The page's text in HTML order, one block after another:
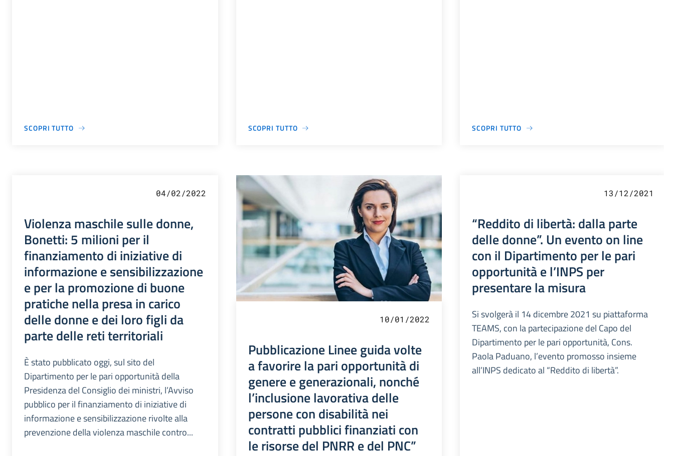
SCOPRI TUTTO SCOPRI TUTTO SCOPRI TUTTO
04/02/2022
Violenza maschile sulle donne,
Bonetti: 5 milioni per il
finanziamento di iniziative di
informazione e sensibilizzazione
e per la promozione di buone
pratiche nella presa in carico
delle donne e dei loro figli da
parte delle reti territoriali
È stato pubblicato oggi, sul sito del
Dipartimento per le pari opportunità della
Presidenza del Consiglio dei ministri, l’Avviso
pubblico per il finanziamento di iniziative di
informazione e sensibilizzazione rivolte alla
prevenzione della violenza maschile contro...
10/01/2022
Pubblicazione Linee guida volte
a favorire la pari opportunità di
genere e generazionali, nonché
l’inclusione lavorativa delle
persone con disabilità nei
contratti pubblici finanziati con
le risorse del PNRR e del PNC”
13/12/2021
“Reddito di libertà: dalla parte
delle donne”. Un evento on line
con il Dipartimento per le pari
opportunità e l’INPS per
presentare la misura
Si svolgerà il 14 dicembre 2021 su piattaforma
TEAMS, con la partecipazione del Capo del
Dipartimento per le pari opportunità, Cons.
Paola Paduano, l’evento promosso insieme
all’INPS dedicato al “Reddito di libertà”.